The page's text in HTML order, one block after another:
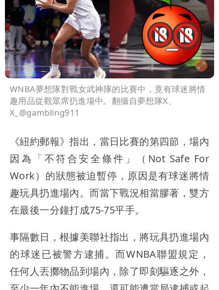
WNBA夢想隊對戰女武神隊的比賽中，竟有球迷將情
趣用品從觀眾席扔進場中。翻攝自夢想隊X、
X_@gambling911
《紐約郵報》指出，當日比賽的第四節，場內
因為「不符合安全條件」（Not Safe For
Work）的狀態被迫暫停，原因是有球迷將情
趣玩具扔進場內。而當下戰況相當膠著，雙方
在最後一分鐘打成75-75平手。
事隔數日，根據美聯社指出，將玩具扔進場內
的球迷已被警方逮捕。而WNBA聯盟規定，
任何人丟擲物品到場內，除了即刻驅逐之外，